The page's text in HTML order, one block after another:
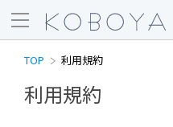
TOP 利用規約
利用規約